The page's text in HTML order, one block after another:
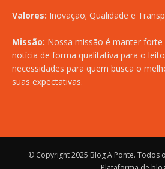
Valores: Inovação; Qualidade e
Missão: Nossa missão é manter
notícia de forma qualitativa para o
necessidades para quem busca o
suas expectativas.
© Copyright 2025 Blog A Ponte. Todos